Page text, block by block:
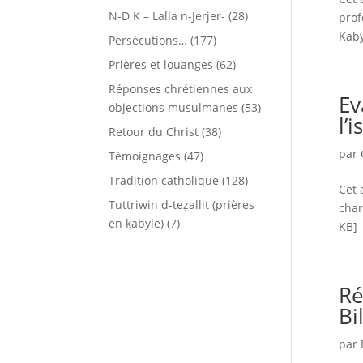
par
Cet
KB]
par
N-D K – Lalla n-Jerjer- (28)
Persécutions… (177)
Prières et louanges (62)
Réponses chrétiennes aux
objections musulmanes (53)
Retour du Christ (38)
Témoignages (47)
Tradition catholique (128)
Tuttriwin d-teẓallit (prières
en kabyle) (7)